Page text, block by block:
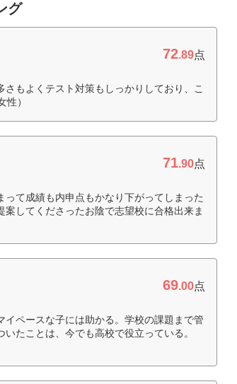
グ
72.89点
もよくテスト対策もしっかりしており、こ
）
71.90点
て成績も内申点もかなり下がってしまった
してくださったお陰で志望校に合格出来ま
69.00点
ペースな子には助かる。学校の課題まで管
たことは、今でも高校で役立っている。